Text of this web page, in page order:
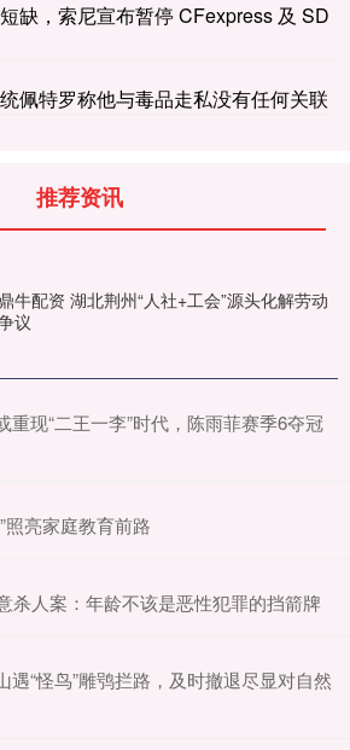
缺，索尼宣布暂停 CFexpress 及 SD
佩特罗称他与毒品走私没有任何关联
推荐资讯
鼎牛配资 湖北荆州“人社+工会”源头化解劳动
议
重现“二王一李”时代，陈雨菲赛季6夺冠
照亮家庭教育前路
杀人案：年龄不该是恶性犯罪的挡箭牌​
遇“怪鸟”雕鸮拦路，及时撤退尽显对自然